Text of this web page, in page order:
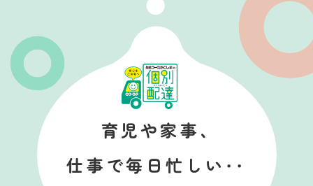
育児や家事、
仕事で毎日忙しい・・